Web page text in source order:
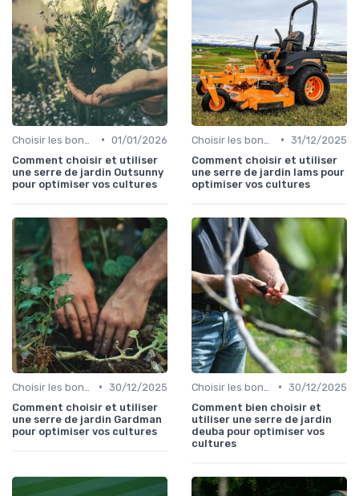
• 01/01/2026
Comment choisir et utiliser
une serre de jardin Outsunny
pour optimiser vos cultures
• 31/12/2025
Comment choisir et utiliser
une serre de jardin lams pour
optimiser vos cultures
• 30/12/2025
Comment choisir et utiliser
une serre de jardin Gardman
pour optimiser vos cultures
• 30/12/2025
Comment bien choisir et
utiliser une serre de jardin
deuba pour optimiser vos
cultures